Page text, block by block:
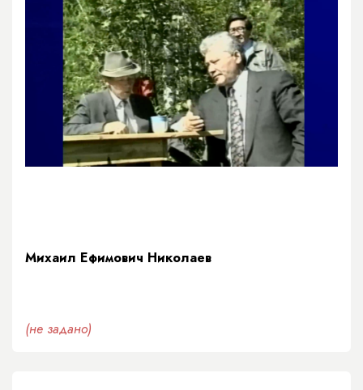
Михаил Ефимович Николаев
(не задано)